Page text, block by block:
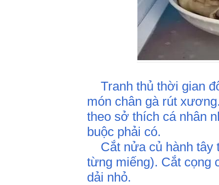
Tranh thủ thời gian
món chân gà rút
theo sở thích cá nhân
buộc phải có.
Cắt nửa củ hành tây
từng miếng). Cắt cọng
dải nhỏ.